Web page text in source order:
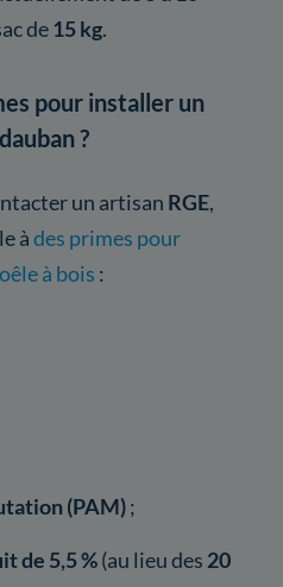
de15 kg.
pour installer un
?
un artisan RGE,
àdes primes pour
à bois :
(PAM);
de 5,5 %(au lieu des 20